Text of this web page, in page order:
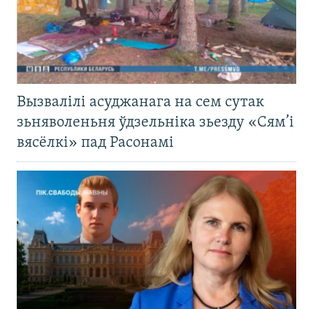
Вызвалілі асуджанага на сем сутак
зьняволеньня ўдзельніка зьезду «Сям’і
вясёлкі» пад Расонамі